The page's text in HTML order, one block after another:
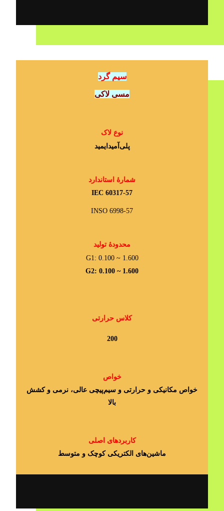
سیم گرد
مسی لاکی
نوع لاک
پلی‌آمیدایمید
شمارۀ استاندارد
IEC 60317-57
INSO 6998-57
محدودۀ تولید
G1: 0.100 ~ 1.600
G2: 0.100 ~ 1.600
کلاس حرارتی
200
خواص
خواص مکانیکی و حرارتی و سیم‌پیچی عالی، نرمی و کشش
بالا
کاربردهای اصلی
ماشین‎‌های الکتریکی کوچک و متوسط